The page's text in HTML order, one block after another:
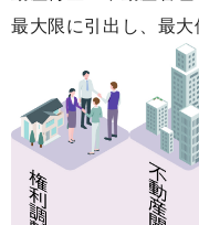
最大限に引出し、最大